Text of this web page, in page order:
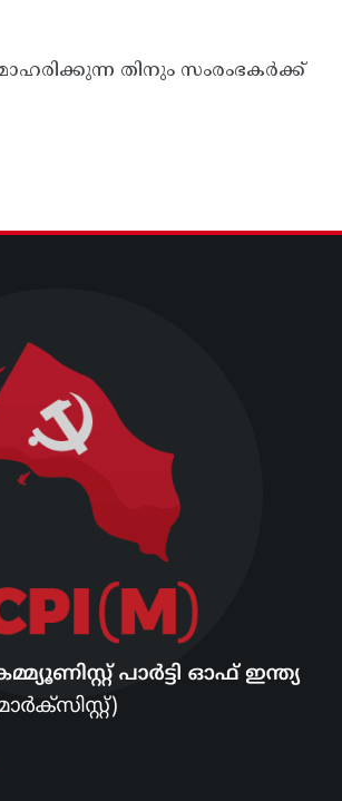
തിനും സംരംഭകര്‍ക്ക്